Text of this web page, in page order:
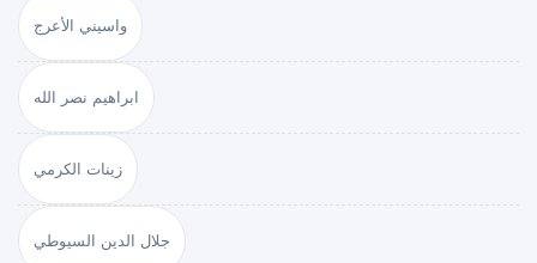
واسيني الأعرج
ابراهيم نصر الله
زينات الكرمي
جلال الدين السيوطي